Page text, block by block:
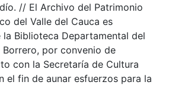
// El Archivo del Patrimonio
del Valle del Cauca es
Biblioteca Departamental del
Borrero, por convenio de
con la Secretaría de Cultura
el fin de aunar esfuerzos para la